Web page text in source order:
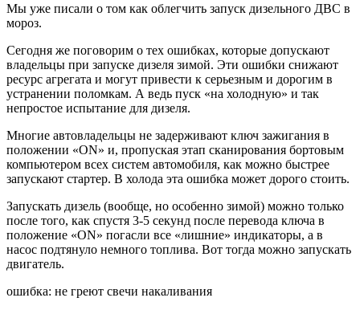
Мы уже писали о том как облегчить запуск дизельного ДВС в
мороз.
Сегодня же поговорим о тех ошибках, которые допускают
владельцы при запуске дизеля зимой. Эти ошибки снижают
ресурс агрегата и могут привести к серьезным и дорогим в
устранении поломкам. А ведь пуск «на холодную» и так
непростое испытание для дизеля.
Многие автовладельцы не задерживают ключ зажигания в
положении «ON» и, пропуская этап сканирования бортовым
компьютером всех систем автомобиля, как можно быстрее
запускают стартер. В холода эта ошибка может дорого стоить.
Запускать дизель (вообще, но особенно зимой) можно только
после того, как спустя 3-5 секунд после перевода ключа в
положение «ON» погасли все «лишние» индикаторы, а в
насос подтянуло немного топлива. Вот тогда можно запускать
двигатель.
ошибка: не греют свечи накаливания